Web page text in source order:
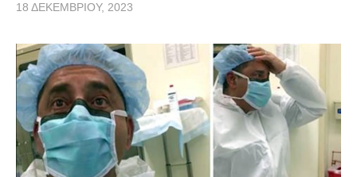
18 ΔΕΚΕΜΒΡΊΟΥ, 2023